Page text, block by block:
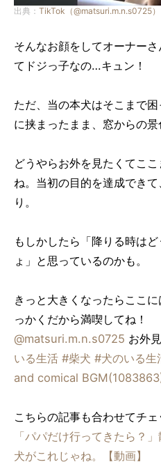
出典： TikTok（@matsuri.m.n.s0725）
そんなお顔をしてオーナー
てドジっ子なの…キュン！
ただ、当の本犬はそこまで
に挟まったまま、窓からの景
どうやらお外を見たくてこ
ね。当初の目的を達成でき
り。
もしかしたら「降りる時は
ょ」と思っているのかも。
きっと大きくなったらここ
っかくだから満喫してね！
@matsuri.m.n.s0725 お外
いる生活 #柴犬 #犬のいる生
and comical
こちらの記事も合わせてチェ
「パパだけ行ってきたら？
犬がこれじゃね。【動画】